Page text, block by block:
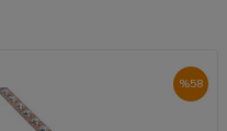
%58